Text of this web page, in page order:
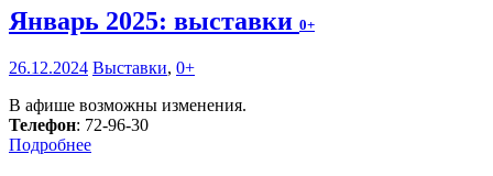
Январь 2025: выставки 0+
26.12.2024 Выставки, 0+
В афише возможны изменения.
Телефон: 72-96-30
Подробнее